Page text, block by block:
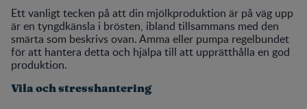
Ett vanligt tecken på att din mjölkproduktion är på väg upp
är en tyngdkänsla i brösten, ibland tillsammans med den
smärta som beskrivs ovan. Amma eller pumpa regelbundet
för att hantera detta och hjälpa till att upprätthålla en god
produktion.
Vila och stresshantering